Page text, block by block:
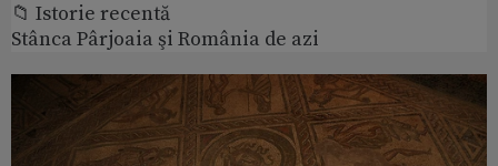
📁 Istorie recentă
Stânca Pârjoaia şi România de azi